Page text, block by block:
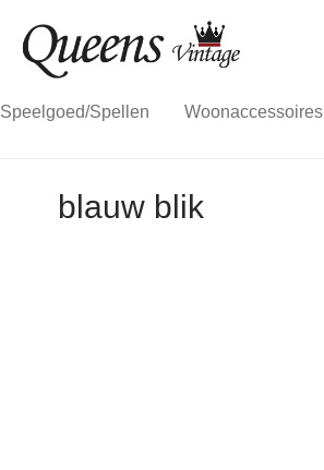
Speelgoed/Spellen Woonaccessoires
blauw blik